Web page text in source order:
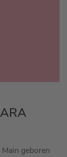
geboren